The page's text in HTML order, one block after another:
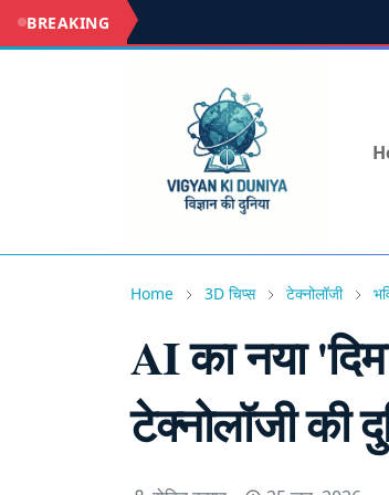
BREAKING
Home 3D चिप्स टेक्नोलॉजी
AI का नया
टेक्नोलॉजी की